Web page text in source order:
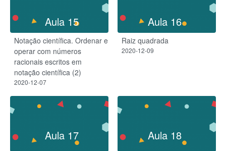
Aula 15
Notação científica. Ordenar e
operar com números
racionais escritos em
notação científica (2)
2020-12-07
Aula 16
Raiz quadrada
2020-12-09
Aula 17 Aula 18